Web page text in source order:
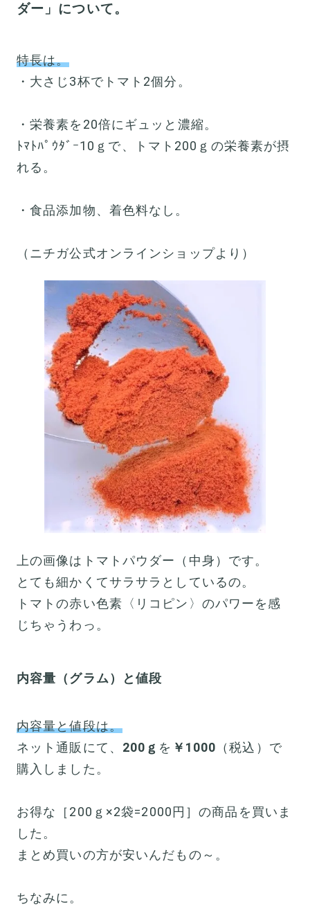
ダー」について。
特長は。
・大さじ3杯でトマト2個分。
・栄養素を20倍にギュッと濃縮。
ﾄﾏﾄﾊﾟｳﾀﾞｰ10ｇで、トマト200ｇの栄養素が摂
れる。
・食品添加物、着色料なし。
（ニチガ公式オンラインショップより）
上の画像はトマトパウダー（中身）です。
とても細かくてサラサラとしているの。
トマトの赤い色素〈リコピン〉のパワーを感
じちゃうわっ。
内容量（グラム）と値段
内容量と値段は。
ネット通販にて、 200ｇ を ￥1000 （税込）で
購入しました。
お得な［200ｇ×2袋=2000円］の商品を買いま
した。
まとめ買いの方が安いんだもの～。
ちなみに。